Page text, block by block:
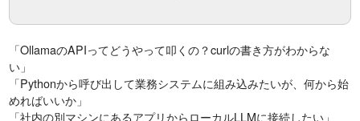
「OllamaのAPIってどうやって叩くの？curlの書き方がわからな
い」
「Pythonから呼び出して業務システムに組み込みたいが、何から始
めればいいか」
「社内の別マシンにあるアプリからローカルLLMに接続したい」